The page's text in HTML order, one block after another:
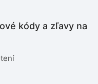
kódy a zľavy na